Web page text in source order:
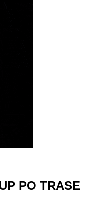
PO TRASE